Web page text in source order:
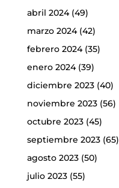
abril 2024(49)
marzo 2024(42)
febrero 2024(35)
enero 2024(39)
diciembre 2023(40)
noviembre 2023(56)
octubre 2023(45)
septiembre 2023(65)
agosto 2023(50)
julio 2023(55)